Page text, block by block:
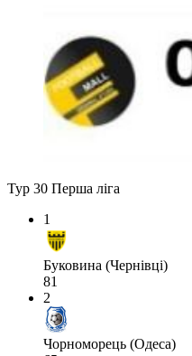
Тур 30 Перша ліга
1
Буковина (Чернівці)
81
2
Чорноморець (Одеса)